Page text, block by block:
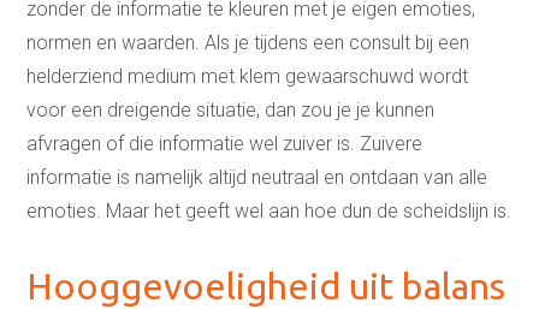
zonder de informatie te kleuren met je eigen emoties,
normen en waarden. Als je tijdens een consult bij een
helderziend medium met klem gewaarschuwd wordt
voor een dreigende situatie, dan zou je je kunnen
afvragen of die informatie wel zuiver is. Zuivere
informatie is namelijk altijd neutraal en ontdaan van alle
emoties. Maar het geeft wel aan hoe dun de scheidslijn is.
Hooggevoeligheid uit balans